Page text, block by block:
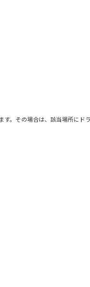
。その場合は、該当場所にド